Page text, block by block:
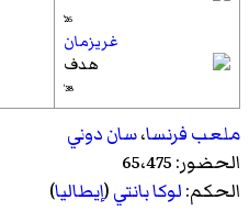
26'
غريزمان
38'
ملعب فرنسا،سان دوني
الحضور: 65،475
الحكم:لوكا بانتي(إيطاليا)